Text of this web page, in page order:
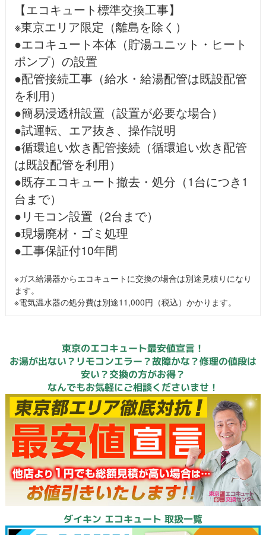
【エコキュート標準交換工事】
※東京エリア限定（離島を除く）
●エコキュート本体（貯湯ユニット・ヒート
ポンプ）の設置
●配管接続工事（給水・給湯配管は既設配管
を利用）
●簡易浸透枡設置（設置が必要な場合）
●試運転、エア抜き、操作説明
●循環追い炊き配管接続（循環追い炊き配管
は既設配管を利用）
●既存エコキュート撤去・処分（1台につき1
台まで）
●リモコン設置（2台まで）
●現場廃材・ゴミ処理
●工事保証付10年間
※ガス給湯器からエコキュートに交換の場合は別途見積りになり
ます。
※電気温水器の処分費は別途11,000円（税込）かかります。
東京のエコキュート最安値宣言！
お湯が出ない？リモコンエラー？故障かな？修理の値段は
安い？交換の方がお得？
なんでもお気軽にご相談くださいませ！
ダイキン エコキュート 取扱一覧